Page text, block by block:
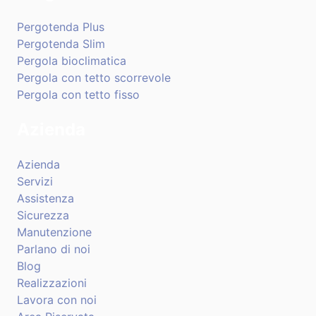
Pergotenda Plus
Pergotenda Slim
Pergola bioclimatica
Pergola con tetto scorrevole
Pergola con tetto fisso
Azienda
Servizi
Assistenza
Sicurezza
Manutenzione
Parlano di noi
Blog
Realizzazioni
Lavora con noi